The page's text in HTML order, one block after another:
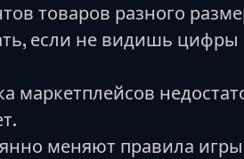
товаров разного
если не видишь цифры
маркетплейсов
меняют правила